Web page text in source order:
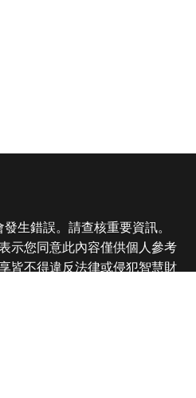
生錯誤。請查核重要資訊。
示您同意此內容僅供個人參考
皆不得違反法律或侵犯智慧財